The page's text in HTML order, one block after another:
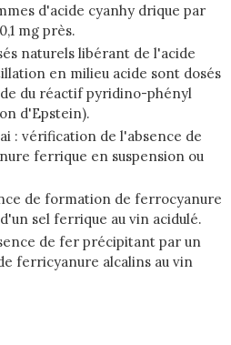
d'acide cyanhy drique par
mg près.
naturels libérant de l'acide
en milieu acide sont dosés
du réactif pyridino-phényl
d'Epstein).
: vérification de l'absence de
ferrique en suspension ou
de formation de ferrocyanure
sel ferrique au vin acidulé.
de fer précipitant par un
ferricyanure alcalins au vin